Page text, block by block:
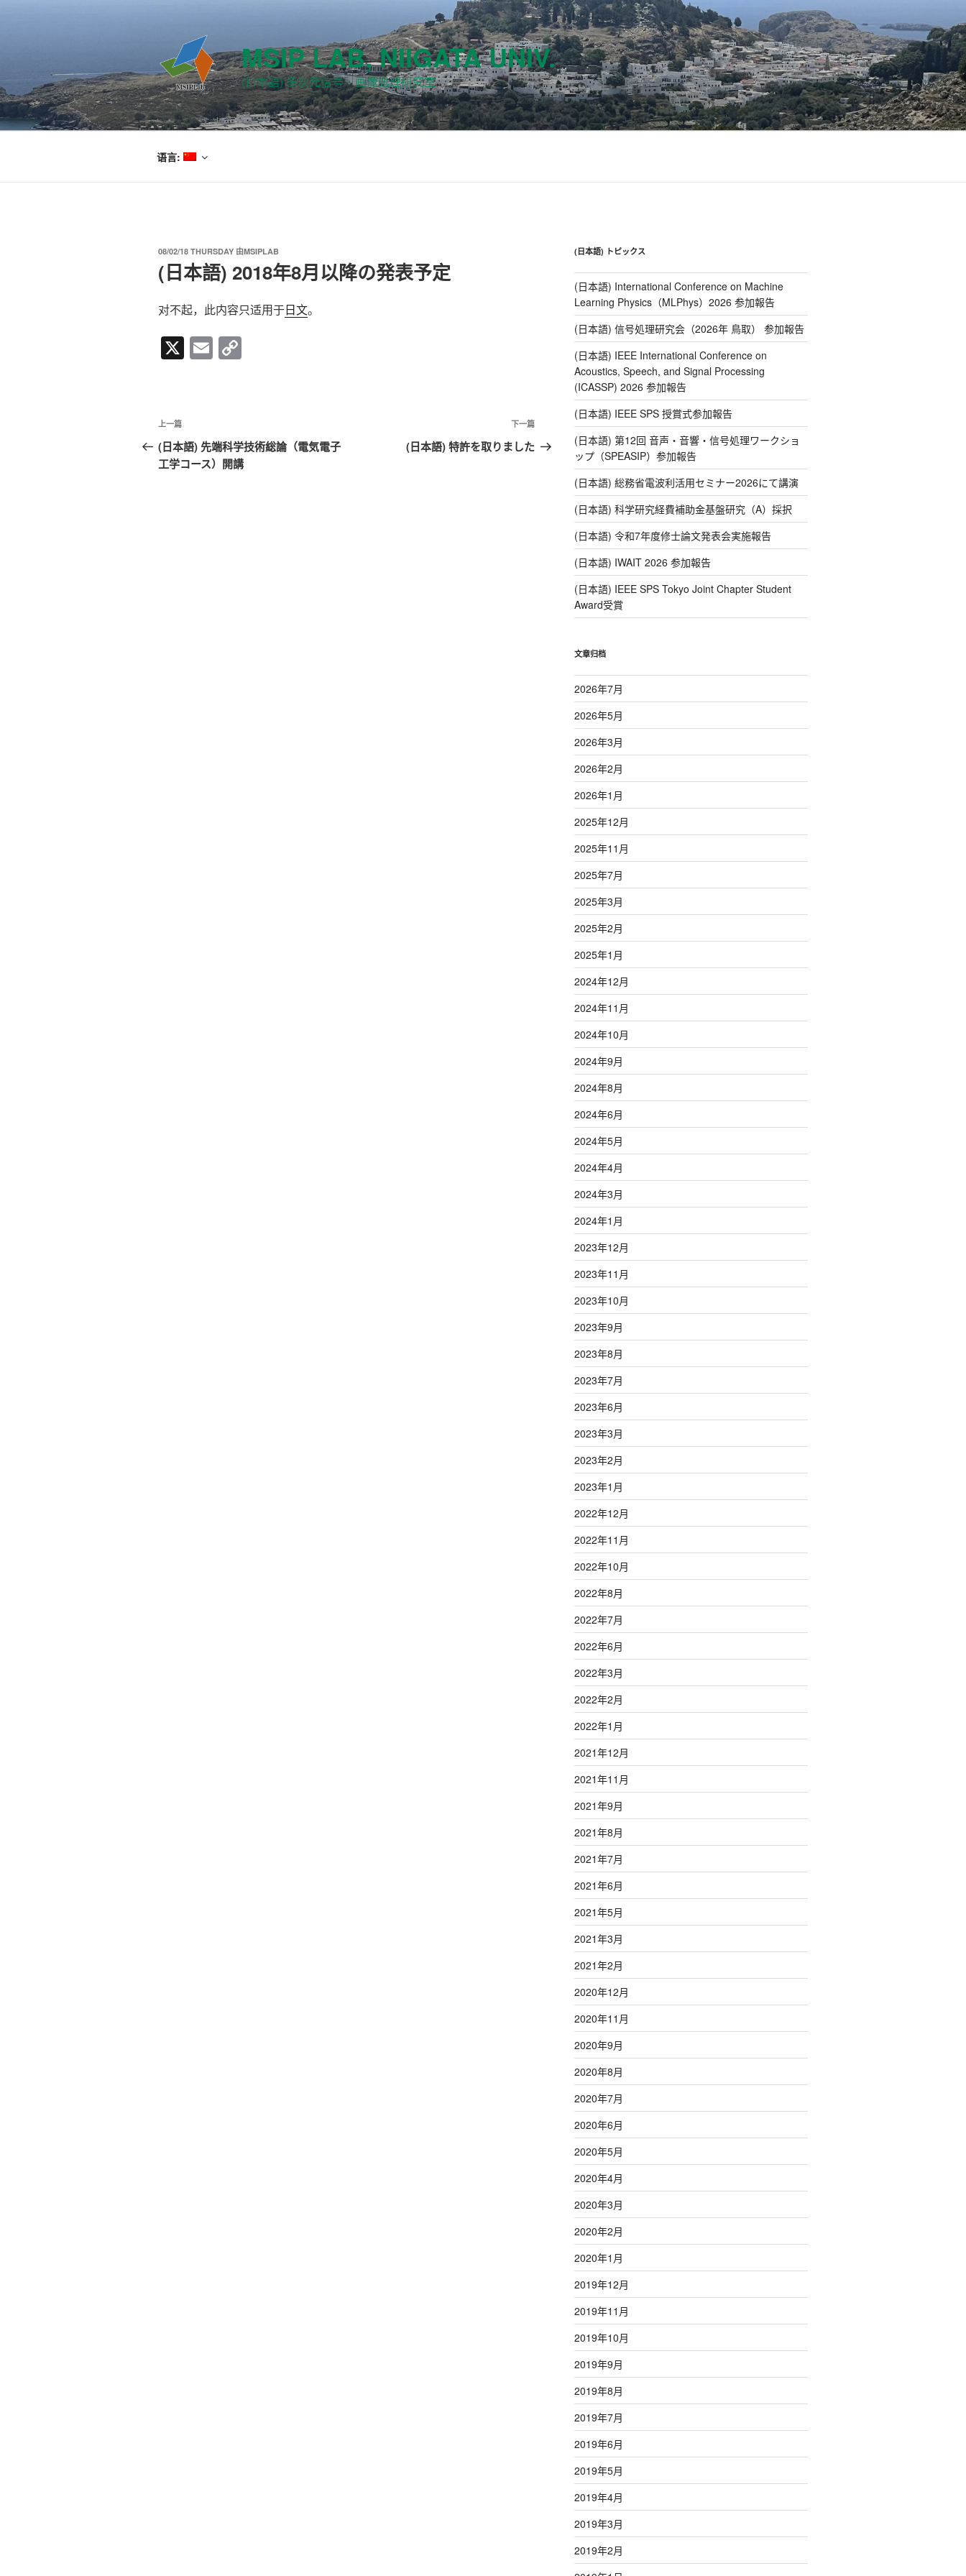
MSIP LAB, NIIGATA UNIV.
(日本語) 多次元信号・画像処理研究室
语言:
发
于
08/02/18 THURSDAY 由MSIPLAB
(日本語) 2018年8月以降の発表予定
对不起，此内容只适用于日文。
X E
m
Li
n
文
章
导
上
一
篇
上一篇
(日本語) 先端科学技術総論（電気電子
工学コース）開講
一
下一篇
(日本語) 特許を取りました
(日本語) トピックス
(日本語) International Conference on Machine
Learning Physics（MLPhys）2026 参加報告
(日本語) 信号処理研究会（2026年 鳥取） 参加報告
(日本語) IEEE International Conference on
Acoustics, Speech, and Signal Processing
(ICASSP) 2026 参加報告
(日本語) IEEE SPS 授賞式参加報告
(日本語) 第12回 音声・音響・信号処理ワークショ
ップ（SPEASIP）参加報告
(日本語) 総務省電波利活用セミナー2026にて講演
(日本語) 科学研究経費補助金基盤研究（A）採択
(日本語) 令和7年度修士論文発表会実施報告
(日本語) IWAIT 2026 参加報告
(日本語) IEEE SPS Tokyo Joint Chapter Student
Award受賞
文章归档
2026年7月
2026年5月
2026年3月
2026年2月
2026年1月
2025年12月
2025年11月
2025年7月
2025年3月
2025年2月
2025年1月
2024年12月
2024年11月
2024年10月
2024年9月
2024年8月
2024年6月
2024年5月
2024年4月
2024年3月
2024年1月
2023年12月
2023年11月
2023年10月
2023年9月
2023年8月
2023年7月
2023年6月
2023年3月
2023年2月
2023年1月
2022年12月
2022年11月
2022年10月
2022年8月
2022年7月
2022年6月
2022年3月
2022年2月
2022年1月
2021年12月
2021年11月
2021年9月
2021年8月
2021年7月
2021年6月
2021年5月
2021年3月
2021年2月
2020年12月
2020年11月
2020年9月
2020年8月
2020年7月
2020年6月
2020年5月
2020年4月
2020年3月
2020年2月
2020年1月
2019年12月
2019年11月
2019年10月
2019年9月
2019年8月
2019年7月
2019年6月
2019年5月
2019年4月
2019年3月
2019年2月